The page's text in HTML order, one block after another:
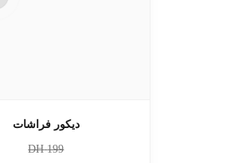
ديكور فراشات
199
DH